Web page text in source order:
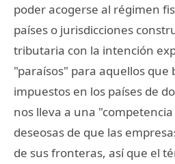
poder acogerse al régimen
países o jurisdicciones
tributaria con la intención
"paraísos" para aquellos que
impuestos en los países de
nos lleva a una
deseosas de que las
de sus fronteras, así que el